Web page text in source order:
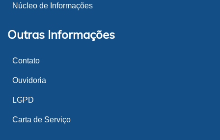
Núcleo de Informações
Outras Informações
Contato
Ouvidoria
LGPD
Carta de Serviço